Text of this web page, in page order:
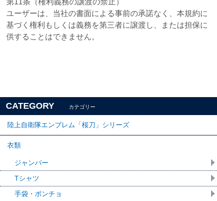
ユーザーは、当社の書面による事前の承諾なく、本規約に
基づく権利もしくは義務を第三者に譲渡し、または担保に
供することはできません。
CATEGORY カテゴリー
陸上自衛隊エンブレム「桜刀」シリーズ
衣類
ジャンパー
Tシャツ
手袋・ポンチョ